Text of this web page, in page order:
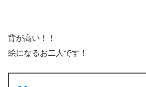
背が高い！！
絵になるお二人です！